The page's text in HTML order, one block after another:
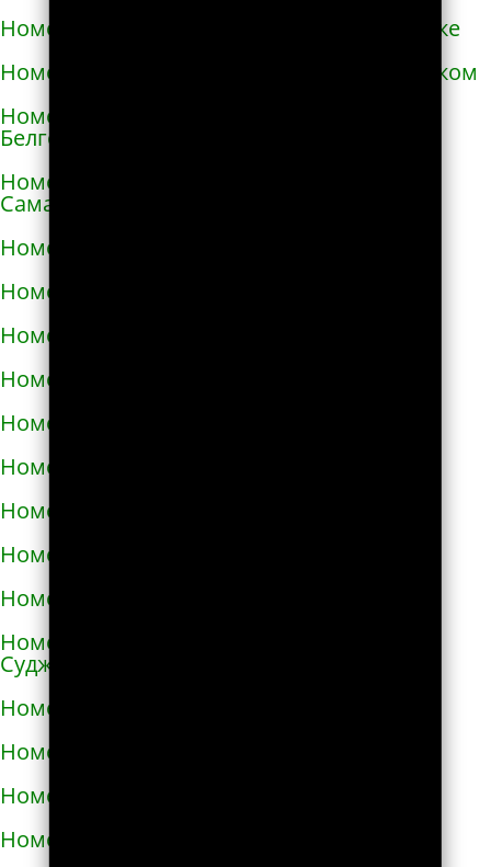
Номера телефонов такси в Александровске
Номера телефонов такси в Александровском
Номера телефонов такси в Алексеевке
Белгородской области
Номера телефонов такси в Алексеевке
Самарской области
Номера телефонов такси в Алексине
Номера телефонов такси в Алупке
Номера телефонов такси в Алуште
Номера телефонов такси в Альметьевске
Номера телефонов такси в Амурске
Номера телефонов такси в Анадыре
Номера телефонов такси в Анапе
Номера телефонов такси в Ангарске
Номера телефонов такси в Андреаполе
Номера телефонов такси в Анжеро-
Судженске
Номера телефонов такси в Аниве
Номера телефонов такси в Анне
Номера телефонов такси в Апатитах
Номера телефонов такси в Апрелевке